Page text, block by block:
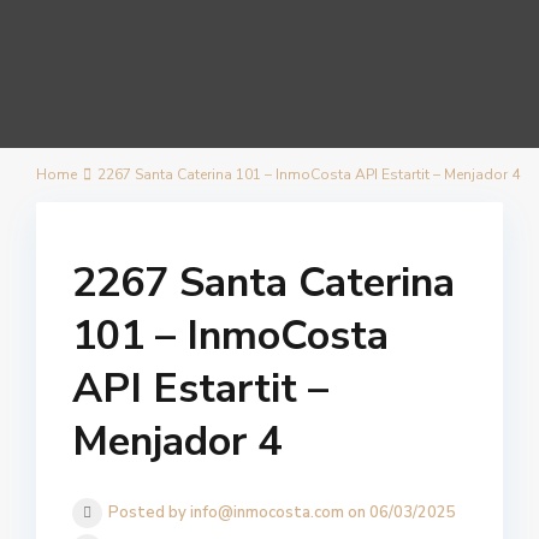
Home 2267 Santa Caterina 101 – InmoCosta API Estartit – Menjador 4
2267 Santa Caterina
101 – InmoCosta
API Estartit –
Menjador 4
Posted by info@inmocosta.com on 06/03/2025